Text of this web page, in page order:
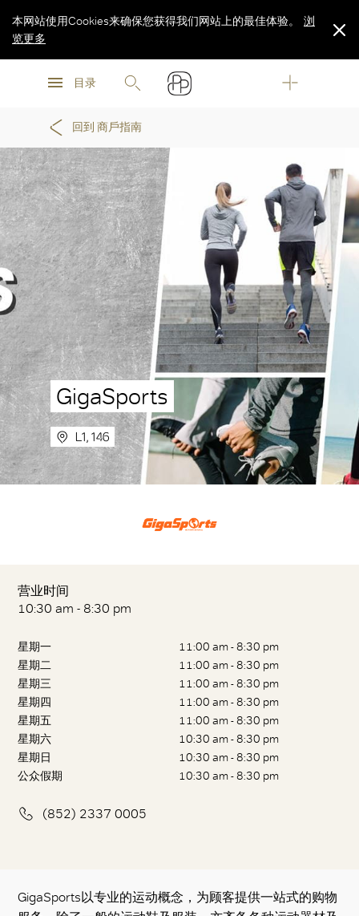
浏
目录
本网站使用Cookies来确保您获得我们网站上的最佳体验。
浏
览更多
回到 商戶指南
GigaSports
L1, 146
营业时间
10:30 am - 8:30 pm
星期一
11:00 am - 8:30 pm
星期二
11:00 am - 8:30 pm
星期三
11:00 am - 8:30 pm
星期四
11:00 am - 8:30 pm
星期五
11:00 am - 8:30 pm
星期六
10:30 am - 8:30 pm
星期日
10:30 am - 8:30 pm
公众假期
10:30 am - 8:30 pm
(852) 2337 0005
GigaSports以专业的运动概念，为顾客提供一站式的购物